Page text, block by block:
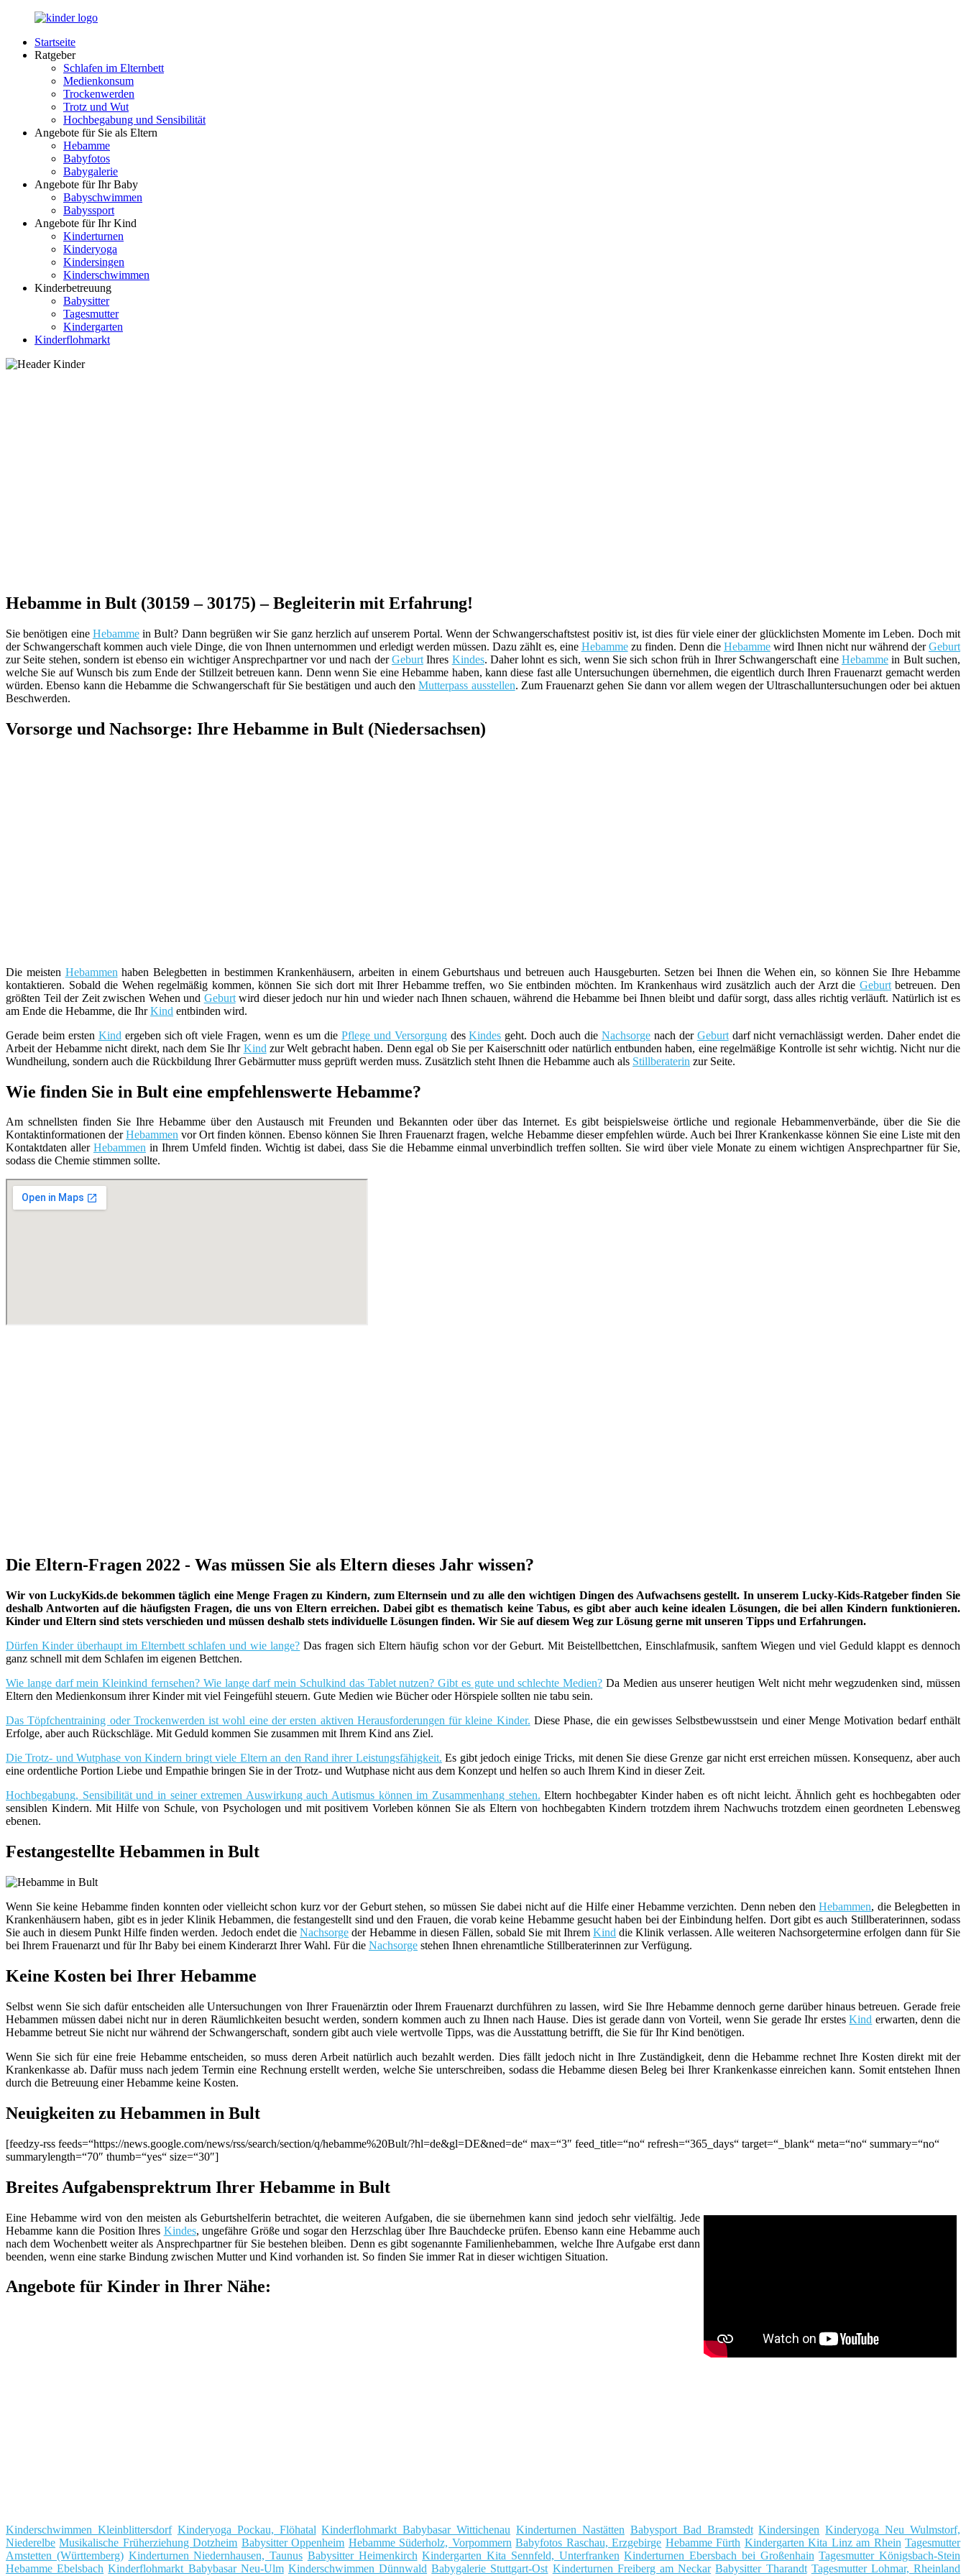
Zurück
Inhalt
LuckyKids.de
Das
Nachwuchs
Startseite
Ratgeber
Schlafen im Elternbett
Medienkonsum
Trockenwerden
Trotz und Wut
Hochbegabung und Sensibilität
Angebote für Sie als Eltern
Hebamme
Babyfotos
Babygalerie
Angebote für Ihr Baby
Babyschwimmen
Babyssport
Angebote für Ihr Kind
Kinderturnen
Kinderyoga
Kindersingen
Kinderschwimmen
Kinderbetreuung
Babysitter
Tagesmutter
Kindergarten
Kinderflohmarkt
Hebamme in Bult (30159 – 30175) – Begleiterin mit Erfahrung!
Sie benötigen eine Hebammein Bult? Dann begrüßen wir Sie ganz herzlich auf unserem Portal. Wenn der Schwangerschaftstest positiv ist, ist dies für viele einer der glücklichsten Momente im Leben. Doch mit
der Schwangerschaft kommen auch viele Dinge, die von Ihnen unternommen und erledigt werden müssen. Dazu zählt es, eine Hebammezu finden. Denn die Hebammewird Ihnen nicht nur während derGeburt
zur Seite stehen, sondern ist ebenso ein wichtiger Ansprechpartner vor und nach derGeburtIhres Kindes. Daher lohnt es sich, wenn Sie sich schon früh in Ihrer Schwangerschaft eine Hebammein Bult suchen,
welche Sie auf Wunsch bis zum Ende der Stillzeit betreuen kann. Denn wenn Sie eine Hebamme haben, kann diese fast alle Untersuchungen übernehmen, die eigentlich durch Ihren Frauenarzt gemacht werden
würden. Ebenso kann die Hebamme die Schwangerschaft für Sie bestätigen und auch denMutterpass ausstellen. Zum Frauenarzt gehen Sie dann vor allem wegen der Ultraschalluntersuchungen oder bei aktuen
Beschwerden.
Vorsorge und Nachsorge: Ihre Hebamme in Bult (Niedersachsen)
Die meisten Hebammen haben Belegbetten in bestimmen Krankenhäusern, arbeiten in einem Geburtshaus und betreuen auch Hausgeburten. Setzen bei Ihnen die Wehen ein, so können Sie Ihre Hebamme
kontaktieren. Sobald die Wehen regelmäßig kommen, können Sie sich dort mit Ihrer Hebamme treffen, wo Sie entbinden möchten. Im Krankenhaus wird zusätzlich auch der Arzt die Geburtbetreuen. Den
größten Teil der Zeit zwischen Wehen und Geburtwird dieser jedoch nur hin und wieder nach Ihnen schauen, während die Hebamme bei Ihnen bleibt und dafür sorgt, dass alles richtig verläuft. Natürlich ist es
am Ende die Hebamme, die IhrKind entbinden wird.
Gerade beim ersten Kind ergeben sich oft viele Fragen, wenn es um die Pflege und VersorgungdesKindes geht. Doch auch die Nachsorgenach der Geburtdarf nicht vernachlässigt werden. Daher endet die
Arbeit der Hebamme nicht direkt, nach dem Sie Ihr Kind zur Welt gebracht haben. Denn egal ob Sie per Kaiserschnitt oder natürlich entbunden haben, eine regelmäßige Kontrolle ist sehr wichtig. Nicht nur die
Wundheilung, sondern auch die Rückbildung Ihrer Gebärmutter muss geprüft werden muss. Zusätzlich steht Ihnen die Hebamme auch als Stillberaterin zur Seite.
Wie finden Sie in Bult eine empfehlenswerte Hebamme?
Am schnellsten finden Sie Ihre Hebamme über den Austausch mit Freunden und Bekannten oder über das Internet. Es gibt beispielsweise örtliche und regionale Hebammenverbände, über die Sie die
Kontaktinformationen derHebammen vor Ort finden können. Ebenso können Sie Ihren Frauenarzt fragen, welche Hebamme dieser empfehlen würde. Auch bei Ihrer Krankenkasse können Sie eine Liste mit den
Kontaktdaten aller Hebammenin Ihrem Umfeld finden. Wichtig ist dabei, dass Sie die Hebamme einmal unverbindlich treffen sollten. Sie wird über viele Monate zu einem wichtigen Ansprechpartner für Sie,
sodass die Chemie stimmen sollte.
Die Eltern-Fragen 2022 - Was müssen Sie als Eltern dieses Jahr wissen?
Wir von LuckyKids.de bekommen täglich eine Menge Fragen zu Kindern, zum Elternsein und zu alle den wichtigen Dingen des Aufwachsens gestellt. In unserem Lucky-Kids-Ratgeber finden Sie
deshalb Antworten auf die häufigsten Fragen, die uns von Eltern erreichen. Dabei gibt es thematisch keine Tabus, es gibt aber auch keine idealen Lösungen, die bei allen Kindern funktionieren.
Kinder und Eltern sind stets verschieden und müssen deshalb stets individuelle Lösungen finden. Wir Sie auf diesem Weg zur Lösung gerne mit unseren Tipps und Erfahrungen.
Dürfen Kinder überhaupt im Elternbett schlafen und wie lange? Das fragen sich Eltern häufig schon vor der Geburt. Mit Beistellbettchen, Einschlafmusik, sanftem Wiegen und viel Geduld klappt es dennoch
ganz schnell mit dem Schlafen im eigenen Bettchen.
Wie lange darf mein Kleinkind fernsehen? Wie lange darf mein Schulkind das Tablet nutzen? Gibt es gute und schlechte Medien? Da Medien aus unserer heutigen Welt nicht mehr wegzudenken sind, müssen
Eltern den Medienkonsum ihrer Kinder mit viel Feingefühl steuern. Gute Medien wie Bücher oder Hörspiele sollten nie tabu sein.
Das Töpfchentraining oder Trockenwerden ist wohl eine der ersten aktiven Herausforderungen für kleine Kinder. Diese Phase, die ein gewisses Selbstbewusstsein und einer Menge Motivation bedarf enthält
Erfolge, aber auch Rückschläge. Mit Geduld kommen Sie zusammen mit Ihrem Kind ans Ziel.
Die Trotz- und Wutphase von Kindern bringt viele Eltern an den Rand ihrer Leistungsfähigkeit. Es gibt jedoch einige Tricks, mit denen Sie diese Grenze gar nicht erst erreichen müssen. Konsequenz, aber auch
eine ordentliche Portion Liebe und Empathie bringen Sie in der Trotz- und Wutphase nicht aus dem Konzept und helfen so auch Ihrem Kind in dieser Zeit.
Hochbegabung, Sensibilität und in seiner extremen Auswirkung auch Autismus können im Zusammenhang stehen. Eltern hochbegabter Kinder haben es oft nicht leicht. Ähnlich geht es hochbegabten oder
sensiblen Kindern. Mit Hilfe von Schule, von Psychologen und mit positivem Vorleben können Sie als Eltern von hochbegabten Kindern trotzdem ihrem Nachwuchs trotzdem einen geordneten Lebensweg
ebenen.
Festangestellte Hebammen in Bult
Wenn Sie keine Hebamme finden konnten oder vielleicht schon kurz vor der Geburt stehen, so müssen Sie dabei nicht auf die Hilfe einer Hebamme verzichten. Denn neben denHebammen, die Belegbetten in
Krankenhäusern haben, gibt es in jeder Klinik Hebammen, die festangestellt sind und den Frauen, die vorab keine Hebamme gesucht haben bei der Einbindung helfen. Dort gibt es auch Stillberaterinnen, sodass
Sie auch in diesem Punkt Hilfe finden werden. Jedoch endet dieNachsorge der Hebamme in diesen Fällen, sobald Sie mit IhremKind die Klinik verlassen. Alle weiteren Nachsorgetermine erfolgen dann für Sie
bei Ihrem Frauenarzt und für Ihr Baby bei einem Kinderarzt Ihrer Wahl. Für die Nachsorge stehen Ihnen ehrenamtliche Stillberaterinnen zur Verfügung.
Keine Kosten bei Ihrer Hebamme
Selbst wenn Sie sich dafür entscheiden alle Untersuchungen von Ihrer Frauenärztin oder Ihrem Frauenarzt durchführen zu lassen, wird Sie Ihre Hebamme dennoch gerne darüber hinaus betreuen. Gerade freie
Hebammen müssen dabei nicht nur in deren Räumlichkeiten besucht werden, sondern kommen auch zu Ihnen nach Hause. Dies ist gerade dann von Vorteil, wenn Sie gerade Ihr erstesKind erwarten, denn die
Hebamme betreut Sie nicht nur während der Schwangerschaft, sondern gibt auch viele wertvolle Tipps, was die Ausstattung betrifft, die Sie für Ihr Kind benötigen.
Wenn Sie sich für eine freie Hebamme entscheiden, so muss deren Arbeit natürlich auch bezahlt werden. Dies fällt jedoch nicht in Ihre Zuständigkeit, denn die Hebamme rechnet Ihre Kosten direkt mit der
Krankenkasse ab. Dafür muss nach jedem Termin eine Rechnung erstellt werden, welche Sie unterschreiben, sodass die Hebamme diesen Beleg bei Ihrer Krankenkasse einreichen kann. Somit entstehen Ihnen
durch die Betreuung einer Hebamme keine Kosten.
Neuigkeiten zu Hebammen in Bult
[feedzy-rss feeds=“https://news.google.com/news/rss/search/section/q/hebamme%20Bult/?hl=de&gl=DE&ned=de“ max=“3″ feed_title=“no“ refresh=“365_days“ target=“_blank“ meta=“no“ summary=“no“
summarylength=“70″ thumb=“yes“ size=“30″]
Breites Aufgabensprektrum Ihrer Hebamme in Bult
Eine Hebamme wird von den meisten als Geburtshelferin betrachtet, die weiteren Aufgaben, die sie übernehmen kann sind jedoch sehr vielfältig. Jede
Hebamme kann die Position Ihres Kindes, ungefähre Größe und sogar den Herzschlag über Ihre Bauchdecke prüfen. Ebenso kann eine Hebamme auch
nach dem Wochenbett weiter als Ansprechpartner für Sie bestehen bleiben. Denn es gibt sogenannte Familienhebammen, welche Ihre Aufgabe erst dann
beenden, wenn eine starke Bindung zwischen Mutter und Kind vorhanden ist. So finden Sie immer Rat in dieser wichtigen Situation.
Angebote für Kinder in Ihrer Nähe:
Kinderschwimmen Kleinblittersdorf Kinderyoga Pockau, Flöhatal Kinderflohmarkt Babybasar Wittichenau Kinderturnen Nastätten Babysport Bad Bramstedt Kindersingen Kinderyoga Neu Wulmstorf,
Niederelbe Musikalische Früherziehung Dotzheim Babysitter Oppenheim Hebamme Süderholz, Vorpommern Babyfotos Raschau, Erzgebirge Hebamme Fürth Kindergarten Kita Linz am Rhein Tagesmutter
Amstetten (Württemberg) Kinderturnen Niedernhausen, Taunus Babysitter Heimenkirch Kindergarten Kita Sennfeld, Unterfranken Kinderturnen Ebersbach bei Großenhain Tagesmutter Königsbach-Stein
Hebamme Ebelsbach Kinderflohmarkt Babybasar Neu-Ulm Kinderschwimmen Dünnwald Babygalerie Stuttgart-Ost Kinderturnen Freiberg am Neckar Babysitter Tharandt Tagesmutter Lohmar, Rheinland